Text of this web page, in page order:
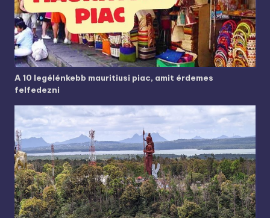
A 10 legélénkebb mauritiusi piac, amit érdemes
felfedezni